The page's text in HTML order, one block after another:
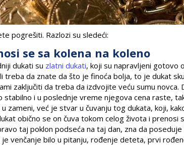
pogrešiti. Razlozi su sledeći:
se sa kolena na koleno
dukati su zlatni dukati, koji su napravljeni gotovo
treba da znate da što je finoća bolja, to je dukat
zaključiti da treba da izdvojite veću sumu novca.
i u poslednje vreme njegova cena raste,
zameni, već je stvar u čuvanju tog dukata, koji,
obično se on čuva tokom celog života i prenosi
taj poklon podseća na taj dan, zna da
venčanje bilo u pitanju, rođenje deteta, prvi